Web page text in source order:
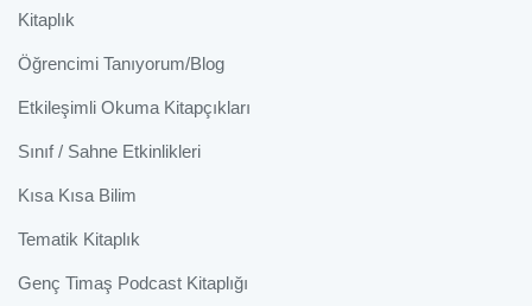
Kitaplık
Öğrencimi Tanıyorum/Blog
Etkileşimli Okuma Kitapçıkları
Sınıf / Sahne Etkinlikleri
Kısa Kısa Bilim
Tematik Kitaplık
Genç Timaş Podcast Kitaplığı